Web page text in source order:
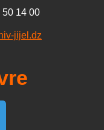
50 14 00
jijel.dz